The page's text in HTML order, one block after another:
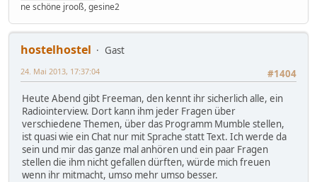
ne schöne jrooß, gesine2
hostelhostel
Gast
#1404
24. Mai 2013, 17:37:04
Heute Abend gibt Freeman, den kennt ihr sicherlich alle, ein
Radiointerview. Dort kann ihm jeder Fragen über
verschiedene Themen, über das Programm Mumble stellen,
ist quasi wie ein Chat nur mit Sprache statt Text. Ich werde da
sein und mir das ganze mal anhören und ein paar Fragen
stellen die ihm nicht gefallen dürften, würde mich freuen
wenn ihr mitmacht, umso mehr umso besser.